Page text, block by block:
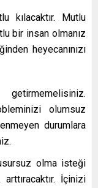
kılacaktır. Mutlu
bir insan olmanız
heyecanınızı
olumsuz
durumlara
olma isteği
İçinizi